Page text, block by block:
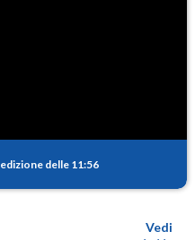
edizione delle 11:56
Vedi